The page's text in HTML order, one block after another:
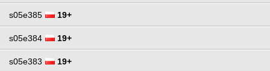
s05e385 19+
s05e384 19+
s05e383 19+